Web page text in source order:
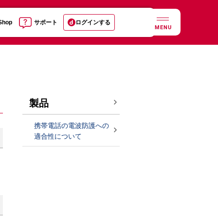
サポート ログインする
MENU
製品
携帯電話の電波防護への
適合性について